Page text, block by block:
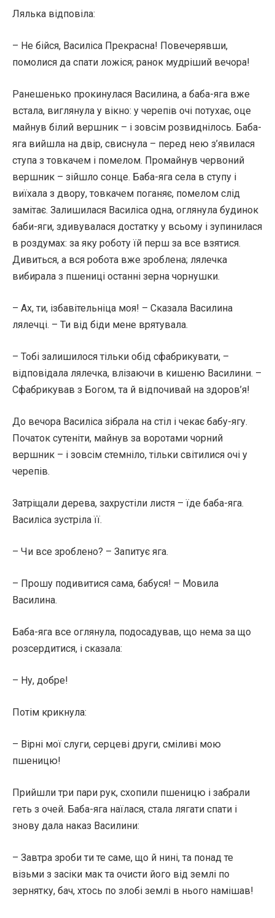
Лялька відповіла:
– Не бійся, Василіса Прекрасна! Повечерявши,
помолися да спати ложіся; ранок мудріший вечора!
Ранешенько прокинулася Василина, а баба-яга вже
встала, виглянула у вікно: у черепів очі потухає, оце
майнув білий вершник – і зовсім розвиднілось. Баба-
яга вийшла на двір, свиснула – перед нею з’явилася
ступа з товкачем і помелом. Промайнув червоний
вершник – зійшло сонце. Баба-яга села в ступу і
виїхала з двору, товкачем поганяє, помелом слід
замітає. Залишилася Василіса одна, оглянула будинок
баби-яги, здивувалася достатку у всьому і зупинилася
в роздумах: за яку роботу їй перш за все взятися.
Дивиться, а вся робота вже зроблена; лялечка
вибирала з пшениці останні зерна чорнушки.
– Ах, ти, ізбавітельніца моя! – Сказала Василина
лялечці. – Ти від біди мене врятувала.
– Тобі залишилося тільки обід сфабрикувати, –
відповідала лялечка, влізаючи в кишеню Василини. –
Сфабрикував з Богом, та й відпочивай на здоров’я!
До вечора Василіса зібрала на стіл і чекає бабу-ягу.
Початок сутеніти, майнув за воротами чорний
вершник – і зовсім стемніло, тільки світилися очі у
черепів.
Затріщали дерева, захрустіли листя – їде баба-яга.
Василіса зустріла її.
– Чи все зроблено? – Запитує яга.
– Прошу подивитися сама, бабуся! – Мовила
Василина.
Баба-яга все оглянула, подосадував, що нема за що
розсердитися, і сказала:
– Ну, добре!
Потім крикнула:
– Вірні мої слуги, серцеві други, сміливі мою
пшеницю!
Прийшли три пари рук, схопили пшеницю і забрали
геть з очей. Баба-яга наїлася, стала лягати спати і
знову дала наказ Василини:
– Завтра зроби ти те саме, що й нині, та понад те
візьми з засіки мак та очисти його від землі по
зернятку, бач, хтось по злобі землі в нього намішав!